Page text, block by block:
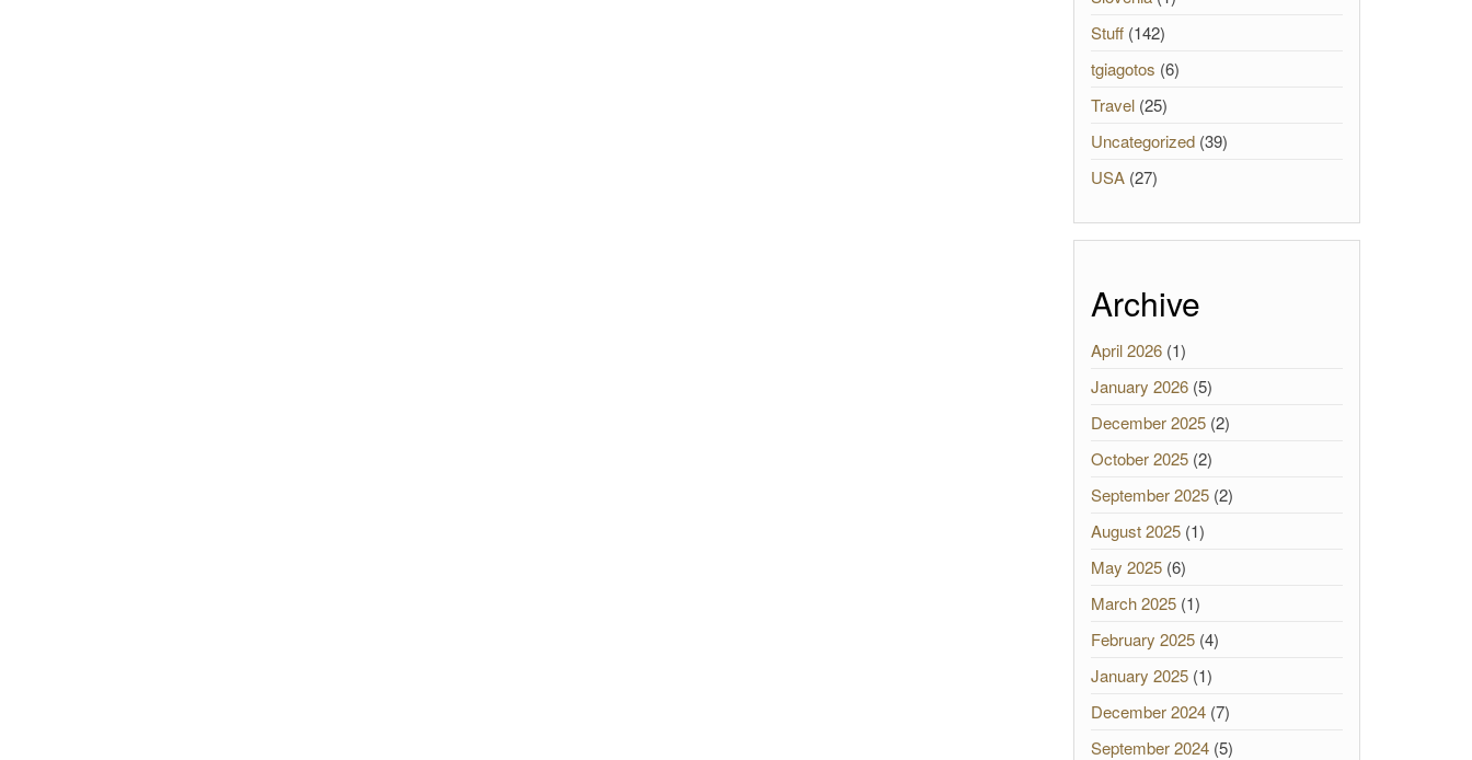
Stuff(142)
tgiagotos (6)
Travel(25)
Uncategorized(39)
USA(27)
Archive
April 2026(1)
January 2026(5)
December 2025(2)
October 2025(2)
September 2025(2)
August 2025(1)
May 2025(6)
March 2025(1)
February 2025(4)
January 2025(1)
December 2024(7)
September 2024(5)